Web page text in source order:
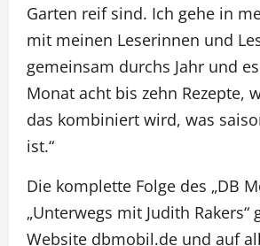
Garten reif sind. Ich gehe in
mit meinen Leserinnen und
gemeinsam durchs Jahr und
Monat acht bis zehn Rezepte,
das kombiniert wird, was
ist.“
Die komplette Folge des „DB
„Unterwegs mit Judith Rakers“
Website dbmobil.de und auf